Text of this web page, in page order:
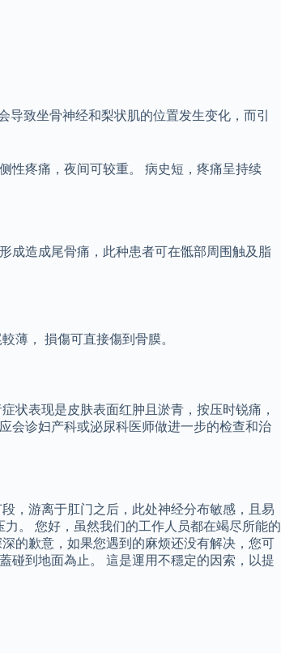
致坐骨神经和梨状肌的位置发生变化，而引
性疼痛，夜间可较重。 病史短，疼痛呈持续
成造成尾骨痛，此种患者可在骶部周围触及脂
薄， 損傷可直接傷到骨膜。
状表现是皮肤表面红肿且淤青，按压时锐痛，
会诊妇产科或泌尿科医师做进一步的检查和治
，游离于肛门之后，此处神经分布敏感，且易
。 您好，虽然我们的工作人员都在竭尽所能的
的歉意，如果您遇到的麻烦还没有解决，您可
碰到地面為止。 這是運用不穩定的因索，以提